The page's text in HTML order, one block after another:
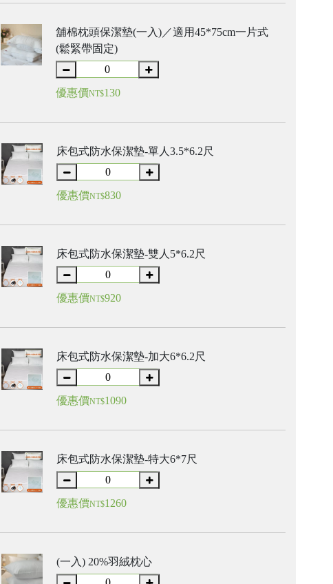
舖棉枕頭保潔墊(一入)／適用45*75cm一片式
(鬆緊帶固定)
優惠價NT$130
床包式防水保潔墊-單人3.5*6.2尺
優惠價NT$830
床包式防水保潔墊-雙人5*6.2尺
優惠價NT$920
床包式防水保潔墊-加大6*6.2尺
優惠價NT$1090
床包式防水保潔墊-特大6*7尺
優惠價NT$1260
(一入) 20%羽絨枕心